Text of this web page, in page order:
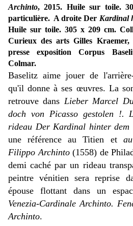
Archinto, 2015. Huile sur toile.
particulière. A droite Der Kardinal
Huile sur toile. 305 x 209 cm.
Curieux des arts Gilles Kraemer,
presse exposition Corpus
Colmar.
Baselitz aime jouer de
qu'il donne à ses œuvres. La
retrouve dans Lieber Marcel
doch von Picasso gestolen !.
rideau Der Kardinal hinter dem
une référence au Titien et
Filippo Archinto(1558) de
demi caché par un rideau
peintre vénitien sera reprise
épouse flottant dans un
Venezia-Cardinale Archinto.
Archinto.